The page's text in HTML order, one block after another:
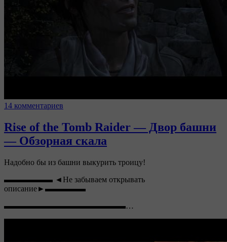
14 комментариев
Rise of the Tomb Raider — Двор башни
— Обзорная скала
Надобно бы из башни выкурить троицу!
▬▬▬▬▬▬ ◄Не забываем открывать
описание►▬▬▬▬▬
▬▬▬▬▬▬▬▬▬▬▬▬▬▬▬…